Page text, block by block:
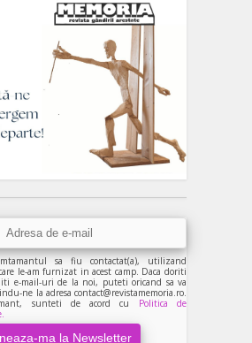
sa fiu contactat(a), utilizand
le-am furnizat in acest camp. Daca doriti
e-mail-uri de la noi, puteti oricand sa va
ne la adresa contact@revistamemoria.ro.
sunteti de acord cu Politica de